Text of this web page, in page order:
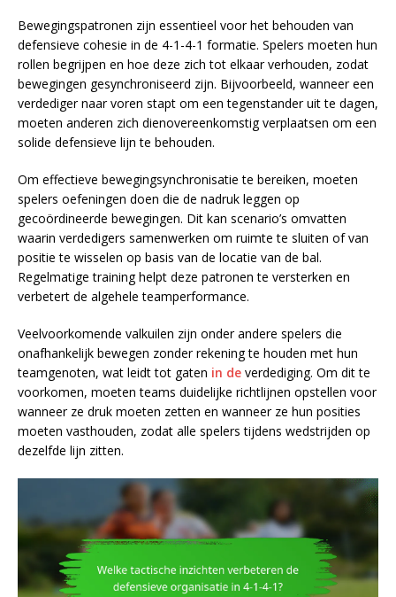
Bewegingspatronen zijn essentieel voor het behouden van
defensieve cohesie in de 4-1-4-1 formatie. Spelers moeten hun
rollen begrijpen en hoe deze zich tot elkaar verhouden, zodat
bewegingen gesynchroniseerd zijn. Bijvoorbeeld, wanneer een
verdediger naar voren stapt om een tegenstander uit te dagen,
moeten anderen zich dienovereenkomstig verplaatsen om een
solide defensieve lijn te behouden.
Om effectieve bewegingsynchronisatie te bereiken, moeten
spelers oefeningen doen die de nadruk leggen op
gecoördineerde bewegingen. Dit kan scenario’s omvatten
waarin verdedigers samenwerken om ruimte te sluiten of van
positie te wisselen op basis van de locatie van de bal.
Regelmatige training helpt deze patronen te versterken en
verbetert de algehele teamperformance.
Veelvoorkomende valkuilen zijn onder andere spelers die
onafhankelijk bewegen zonder rekening te houden met hun
teamgenoten, wat leidt tot gaten in de verdediging. Om dit te
voorkomen, moeten teams duidelijke richtlijnen opstellen voor
wanneer ze druk moeten zetten en wanneer ze hun posities
moeten vasthouden, zodat alle spelers tijdens wedstrijden op
dezelfde lijn zitten.